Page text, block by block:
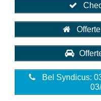
Bel Syndicus: